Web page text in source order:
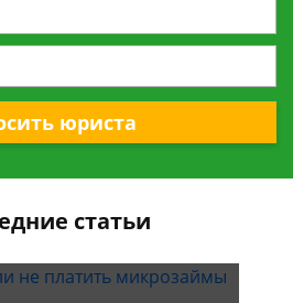
юриста
статьи